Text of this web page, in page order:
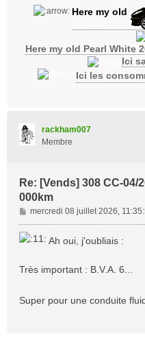
Here my old
Here my old Pearl White
Ici
Ici les
rackham007
Membre
Re: [Vends] 308 CC-04/
000km
M
e
s
g
mercredi 08 juillet 2026,
Ah oui, j'oubliais :
Très important : B.V.A. 6...
Super pour une conduite